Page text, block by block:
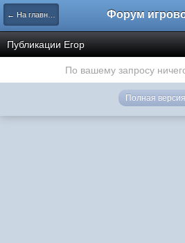
← На главную
Публикации Егор
По вашему запросу
Полная версия